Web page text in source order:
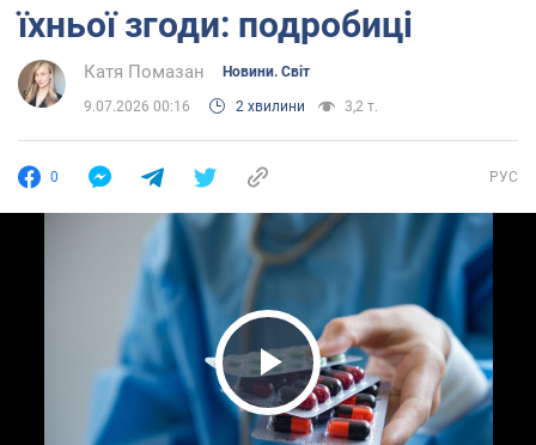
їхньої згоди: подробиці
Катя Помазан Новини. Світ
9.07.2026 00:16 2 хвилини 3,2 т.
0 РУС
Play Video